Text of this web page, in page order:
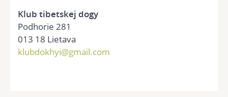
Klub tibetskej dogy
Podhorie 281
013 18 Lietava
klubdokhyi@gmail.com